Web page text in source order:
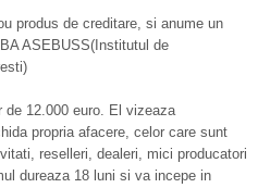
produs de creditare, si anume un
ASEBUSS(Institutul de
12.000 euro. El vizeaza
propria afacere, celor care sunt
reselleri, dealeri, mici producatori
dureaza 18 luni si va incepe in